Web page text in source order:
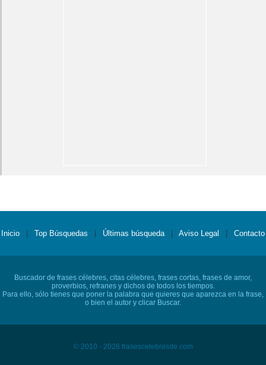
Inicio Top Búsquedas Últimas búsqueda Aviso Legal Contacto
Buscador de frases célebres, citas célebres, frases cortas, frases de amor,
proverbios, refranes y dichos de todos los tiempos.
Para ello, sólo tienes que poner la palabra que quieres que aparezca en la frase,
o bien el autor y clicar Buscar.
© 2010 - 2026 frasescelebresde.com